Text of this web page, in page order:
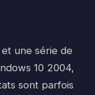
et une série de
10 2004,
sont parfois